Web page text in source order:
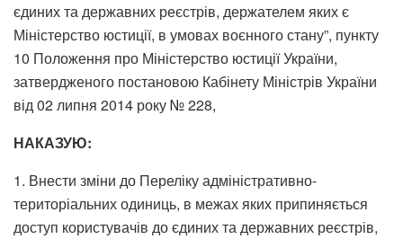
єдиних та державних реєстрів, держателем яких є
Міністерство юстиції, в умовах воєнного стану”, пункту
10 Положення про Міністерство юстиції України,
затвердженого постановою Кабінету Міністрів України
від 02 липня 2014 року № 228,
НАКАЗУЮ:
1. Внести зміни до Переліку адміністративно-
територіальних одиниць, в межах яких припиняється
доступ користувачів до єдиних та державних реєстрів,